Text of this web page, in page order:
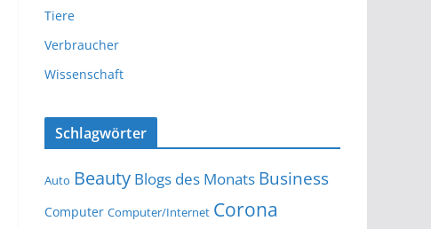
Tiere
Verbraucher
Wissenschaft
Schlagwörter
Auto Beauty Blogs des Monats Business
Computer Computer/Internet Corona